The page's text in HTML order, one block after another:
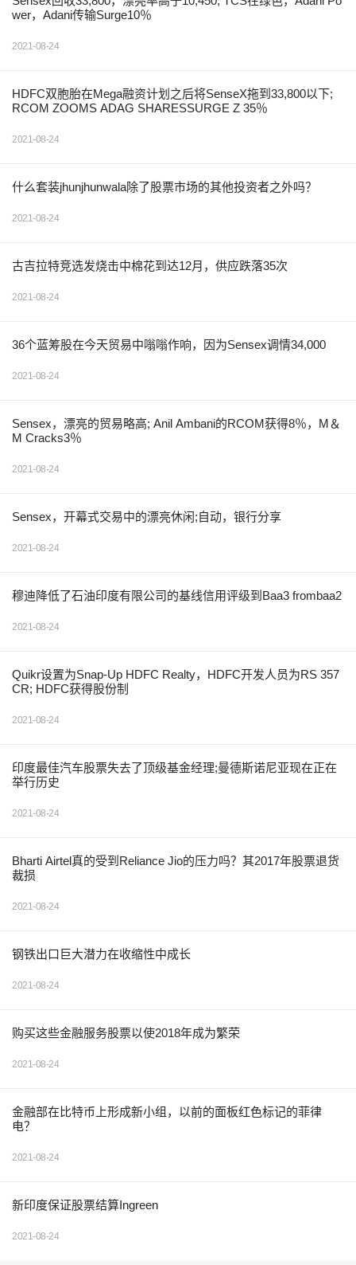
wer，Adani传输Surge10％
2021-08-24
HDFC双胞胎在Mega融资计划之后将SenseX拖到33,800以下;
RCOM ZOOMS ADAG SHARESSURGE Z 35％
2021-08-24
什么套装jhunjhunwala除了股票市场的其他投资者之外吗？
2021-08-24
古吉拉特竞选发烧击中棉花到达12月，供应跌落35次
2021-08-24
36个蓝筹股在今天贸易中嗡嗡作响，因为Sensex调情34,000
2021-08-24
Sensex，漂亮的贸易略高; Anil Ambani的RCOM获得8％，M＆
M Cracks3％
2021-08-24
Sensex，开幕式交易中的漂亮休闲;自动，银行分享
2021-08-24
穆迪降低了石油印度有限公司的基线信用评级到Baa3 frombaa2
2021-08-24
Quikr设置为Snap-Up HDFC Realty，HDFC开发人员为RS 357
CR; HDFC获得股份制
2021-08-24
印度最佳汽车股票失去了顶级基金经理;曼德斯诺尼亚现在正在
举行历史
2021-08-24
Bharti Airtel真的受到Reliance Jio的压力吗？其2017年股票退货
裁损
2021-08-24
钢铁出口巨大潜力在收缩性中成长
2021-08-24
购买这些金融服务股票以使2018年成为繁荣
2021-08-24
金融部在比特币上形成新小组，以前的面板红色标记的菲律
电？
2021-08-24
新印度保证股票结算Ingreen
2021-08-24